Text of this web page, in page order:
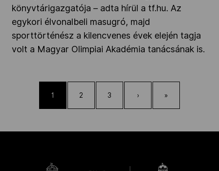
könyvtárigazgatója – adta hírül a tf.hu. Az
egykori élvonalbeli masugró, majd
sporttörténész a kilencvenes évek elején tagja
volt a Magyar Olimpiai Akadémia tanácsának is.
1 2 3 › »